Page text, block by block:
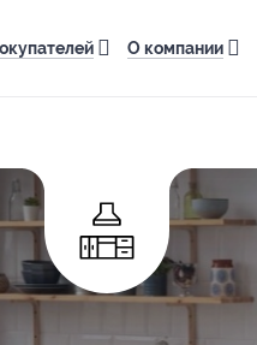
О компании